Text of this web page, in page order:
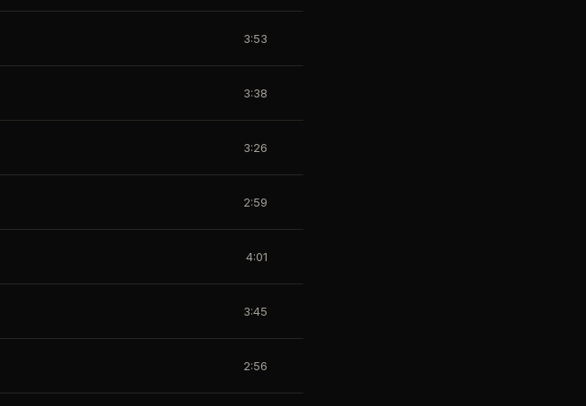
3:53
3:38
3:26
2:59
4:01
3:45
2:56